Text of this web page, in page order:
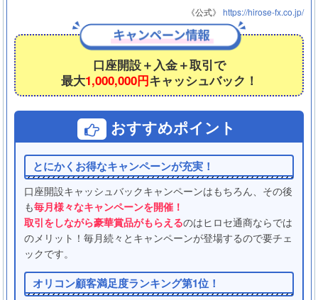
《公式》 https://hirose-fx.co.jp/
口座開設＋入金＋取引で
最大1,000,000円キャッシュバック！
おすすめポイント
とにかくお得なキャンペーンが充実！
口座開設キャッシュバックキャンペーンはもちろん、その後
も毎月様々なキャンペーンを開催！
取引をしながら豪華賞品がもらえるのはヒロセ通商ならでは
のメリット！毎月続々とキャンペーンが登場するので要チェ
ックです。
オリコン顧客満足度ランキング第1位！